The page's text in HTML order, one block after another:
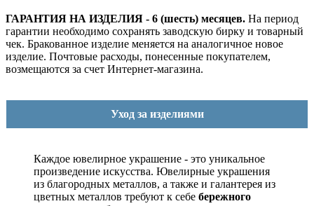
ГАРАНТИЯ НА ИЗДЕЛИЯ - 6 (шесть) месяцев. На период
гарантии необходимо сохранять заводскую бирку и товарный
чек. Бракованное изделие меняется на аналогичное новое
изделие. Почтовые расходы, понесенные покупателем,
возмещаются за счет Интернет-магазина.
Уход за изделиями
Каждое ювелирное украшение - это уникальное
произведение искусства. Ювелирные украшения
из благородных металлов, а также и галантерея из
цветных металлов требуют к себе бережного